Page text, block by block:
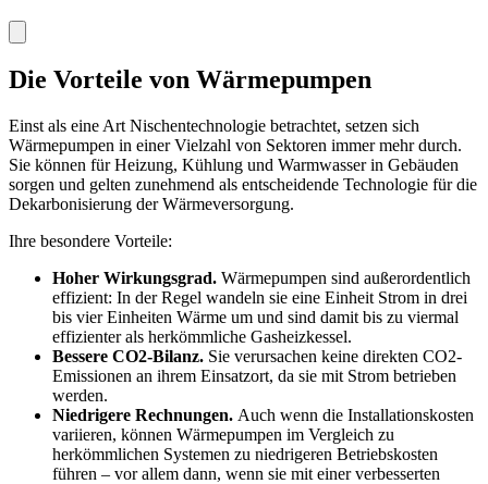
Die Vorteile von Wärmepumpen
Einst als eine Art Nischentechnologie betrachtet, setzen sich
Wärmepumpen in einer Vielzahl von Sektoren immer mehr durch.
Sie können für Heizung, Kühlung und Warmwasser in Gebäuden
sorgen und gelten zunehmend als entscheidende Technologie für die
Dekarbonisierung der Wärmeversorgung.
Ihre besondere Vorteile:
Hoher Wirkungsgrad. Wärmepumpen sind außerordentlich
effizient: In der Regel wandeln sie eine Einheit Strom in drei
bis vier Einheiten Wärme um und sind damit bis zu viermal
effizienter als herkömmliche Gasheizkessel.
Bessere CO2-Bilanz. Sie verursachen keine direkten CO2-
Emissionen an ihrem Einsatzort, da sie mit Strom betrieben
werden.
Niedrigere Rechnungen. Auch wenn die Installationskosten
variieren, können Wärmepumpen im Vergleich zu
herkömmlichen Systemen zu niedrigeren Betriebskosten
führen – vor allem dann, wenn sie mit einer verbesserten